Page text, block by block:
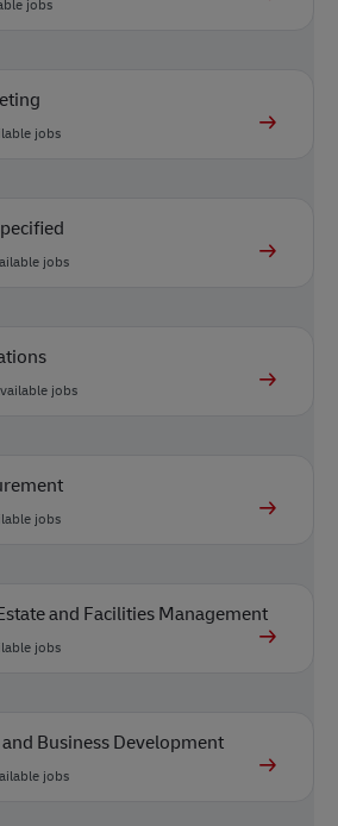
jobs
jobs
jobs
jobs
and Facilities Management
jobs
and Business Development
jobs